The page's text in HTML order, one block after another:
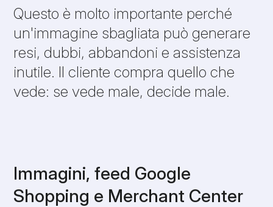
Questo è molto importante perché
un'immagine sbagliata può generare
resi, dubbi, abbandoni e assistenza
inutile. Il cliente compra quello che
vede: se vede male, decide male.
Immagini, feed Google
Shopping e Merchant Center